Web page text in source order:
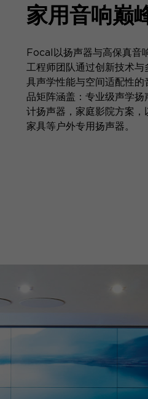
家用音响巅
Focal以扬声器与高保真音
工程师团队通过创新技术
具声学性能与空间适配性
品矩阵涵盖：专业级声学
计扬声器，家庭影院方案
家具等户外专用扬声器。